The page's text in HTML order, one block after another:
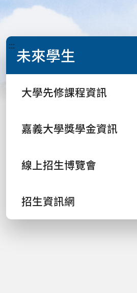
::: 未來學生
大學先修課程資訊
嘉義大學獎學金資訊
線上招生博覽會
招生資訊網